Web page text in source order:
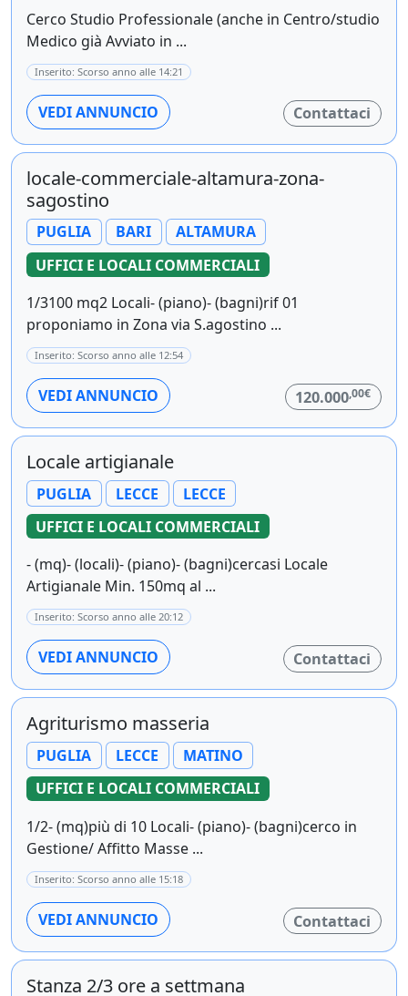
Cerco Studio Professionale (anche in Centro/studio
Medico già Avviato in ...
Inserito: Scorso anno alle 14:21
VEDI ANNUNCIO Contattaci
locale-commerciale-altamura-zona-
sagostino
PUGLIA BARI
ALTAMURA
UFFICI E LOCALI COMMERCIALI
1/3100 mq2 Locali- (piano)- (bagni)rif 01
proponiamo in Zona via S.agostino ...
Inserito: Scorso anno alle 12:54
VEDI ANNUNCIO 120.000,00€
Locale artigianale
PUGLIA LECCE
LECCE
UFFICI E LOCALI COMMERCIALI
- (mq)- (locali)- (piano)- (bagni)cercasi Locale
Artigianale Min. 150mq al ...
Inserito: Scorso anno alle 20:12
VEDI ANNUNCIO Contattaci
Agriturismo masseria
PUGLIA LECCE
MATINO
UFFICI E LOCALI COMMERCIALI
1/2- (mq)più di 10 Locali- (piano)- (bagni)cerco in
Gestione/ Affitto Masse ...
Inserito: Scorso anno alle 15:18
VEDI ANNUNCIO Contattaci
Stanza 2/3 ore a settmana